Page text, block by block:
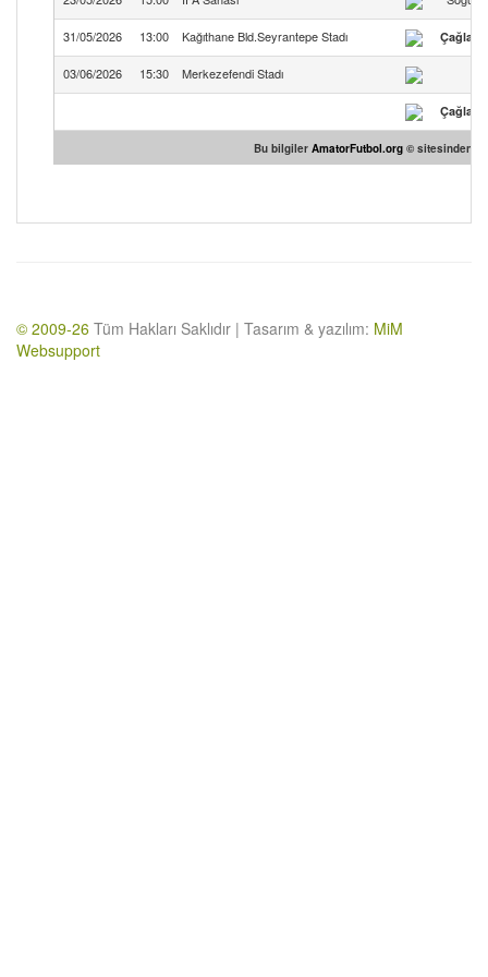
31/05/2026 13:00 Kağıthane Bld.Seyrantepe Stadı
03/06/2026 15:30 Merkezefendi Stadı
Bu bilgiler AmatorFutbol.org© sitesinden
© 2009-26 Tüm Hakları Saklıdır | Tasarım & yazılım: MiM
Websupport